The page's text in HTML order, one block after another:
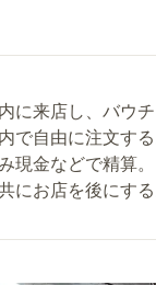
に来店し、バウチ
で自由に注文する
現金などで精算。